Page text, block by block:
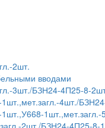
2шт.
вводами
3шт./БЗН24-4П25-8-
4шт./